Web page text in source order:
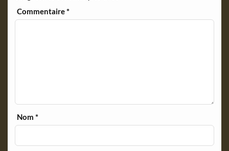
y
Commentaire*
Nom*